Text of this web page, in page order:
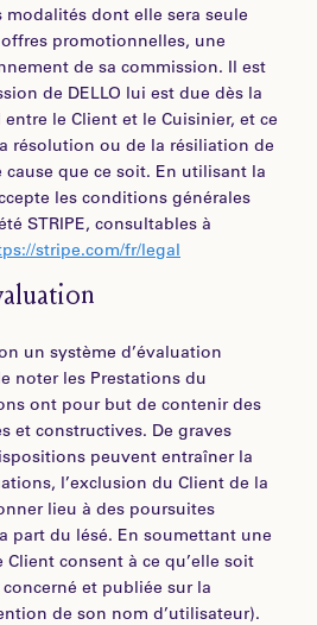
dont elle sera seule
promotionnelles, une
de sa commission. Il est
de DELLO lui est due dès la
entre le Client et le Cuisinier, et ce
résolution ou de la résiliation de
cause que ce soit. En utilisant la
les conditions générales
STRIPE, consultables à
stripe.com/fr/legal
un système d’évaluation
noter les Prestations du
ont pour but de contenir des
et constructives. De graves
peuvent entraîner la
l’exclusion du Client de la
lieu à des poursuites
part du lésé. En soumettant une
consent à ce qu’elle soit
et publiée sur la
de son nom d’utilisateur).